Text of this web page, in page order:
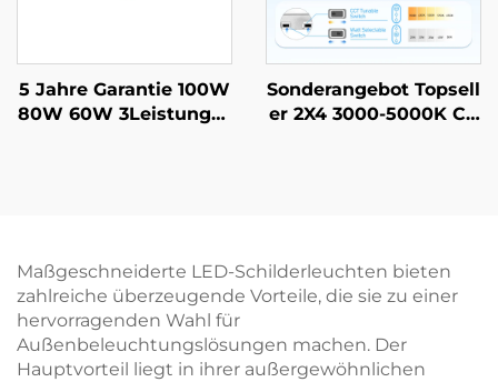
5 Jahre Garantie 100W
80W 60W 3Leistungss
Sonderangebot Topsell
er 2X4 3000-5000K CC
Maßgeschneiderte LED-Schilderleuchten bieten
zahlreiche überzeugende Vorteile, die sie zu einer
hervorragenden Wahl für
Außenbeleuchtungslösungen machen. Der
Hauptvorteil liegt in ihrer außergewöhnlichen